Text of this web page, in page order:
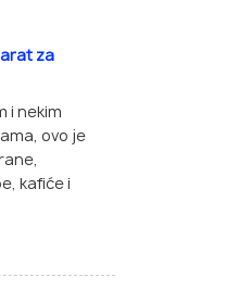
za
i nekim
ovo je
kafiće i